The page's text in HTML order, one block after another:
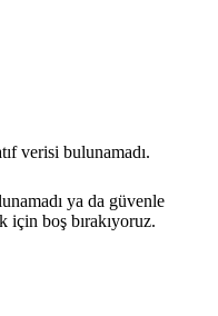
verisi bulunamadı.
ya da güvenle
için boş bırakıyoruz.